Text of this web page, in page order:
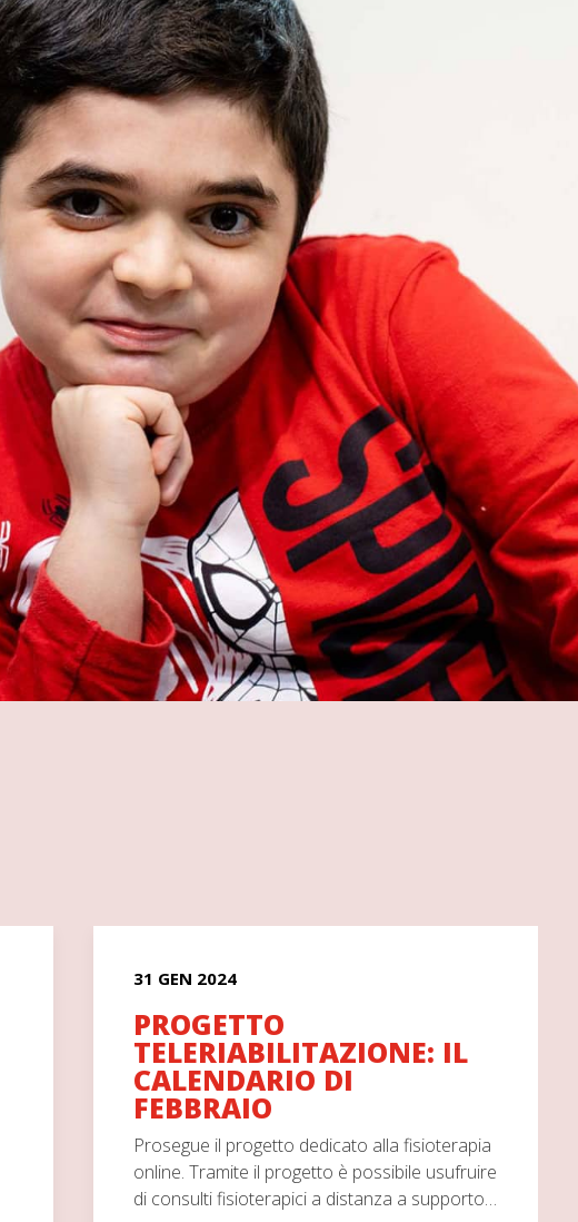
31 GEN 2024
PROGETTO
TELERIABILITAZIONE: IL
CALENDARIO DI
FEBBRAIO
Prosegue il progetto dedicato alla fisioterapia
online. Tramite il progetto è possibile usufruire
di consulti fisioterapici a distanza a supporto…